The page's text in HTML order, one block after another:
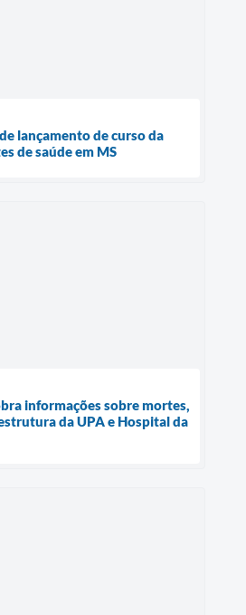
lançamento de curso da
de saúde em MS
informações sobre mortes,
da UPA e Hospital da